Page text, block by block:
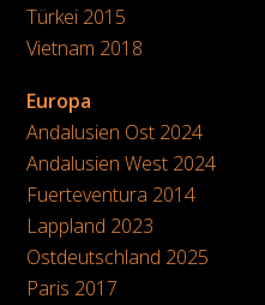
Türkei 2015
Vietnam 2018
Europa
Andalusien Ost 2024
Andalusien West 2024
Fuerteventura 2014
Lappland 2023
Ostdeutschland 2025
Paris 2017